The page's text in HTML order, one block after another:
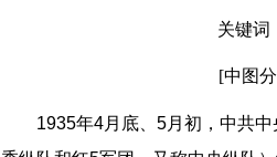
关键词
[中图
1935年4月底、5月初，中共